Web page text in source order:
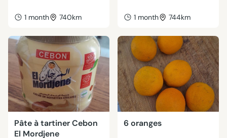
1 month 740km 1 month 744km
Pâte à tartiner Cebon
El Mordjene
6 oranges